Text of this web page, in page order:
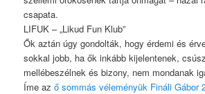
csapata.
LIFUK – „Likud Fun Klub”
Ők aztán úgy gondolták, hogy érdemi és
sokkal jobb, ha ők inkább kijelentenek,
mellébeszélnek és bizony, nem mondanak
Íme aző sommás véleményük Fináli Gábor